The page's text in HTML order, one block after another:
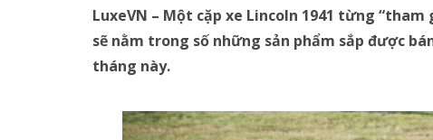
LuxeVN – Một cặp xe Lincoln 1941 từng
sẽ nằm trong số những sản phẩm sắp được
tháng này.